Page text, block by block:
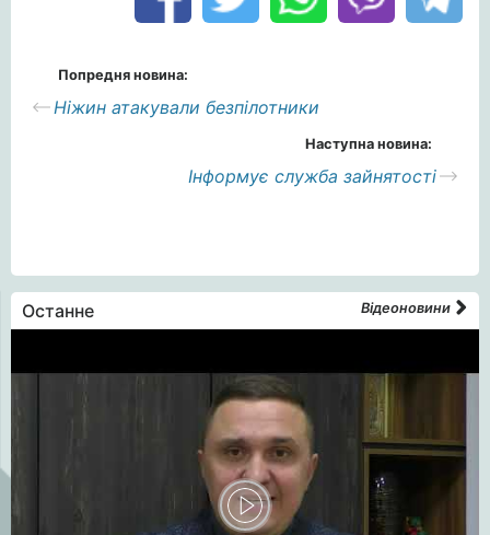
Попредня новина:
Ніжин атакували безпілотники
Наступна новина:
Інформує служба зайнятості
Останне Відеоновини